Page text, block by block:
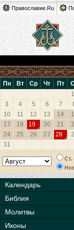
Православие.Ru
Пн Вт Ср Чт Пт
1
3
4 5 6 7
10
11 12 13 14
17
18 19 20 21
24
25 26 27 28
31
Ст.
Календарь
Библия
Молитвы
Иконы